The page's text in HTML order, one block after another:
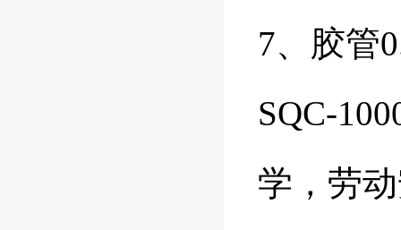
7、胶管
SQC-
学，劳